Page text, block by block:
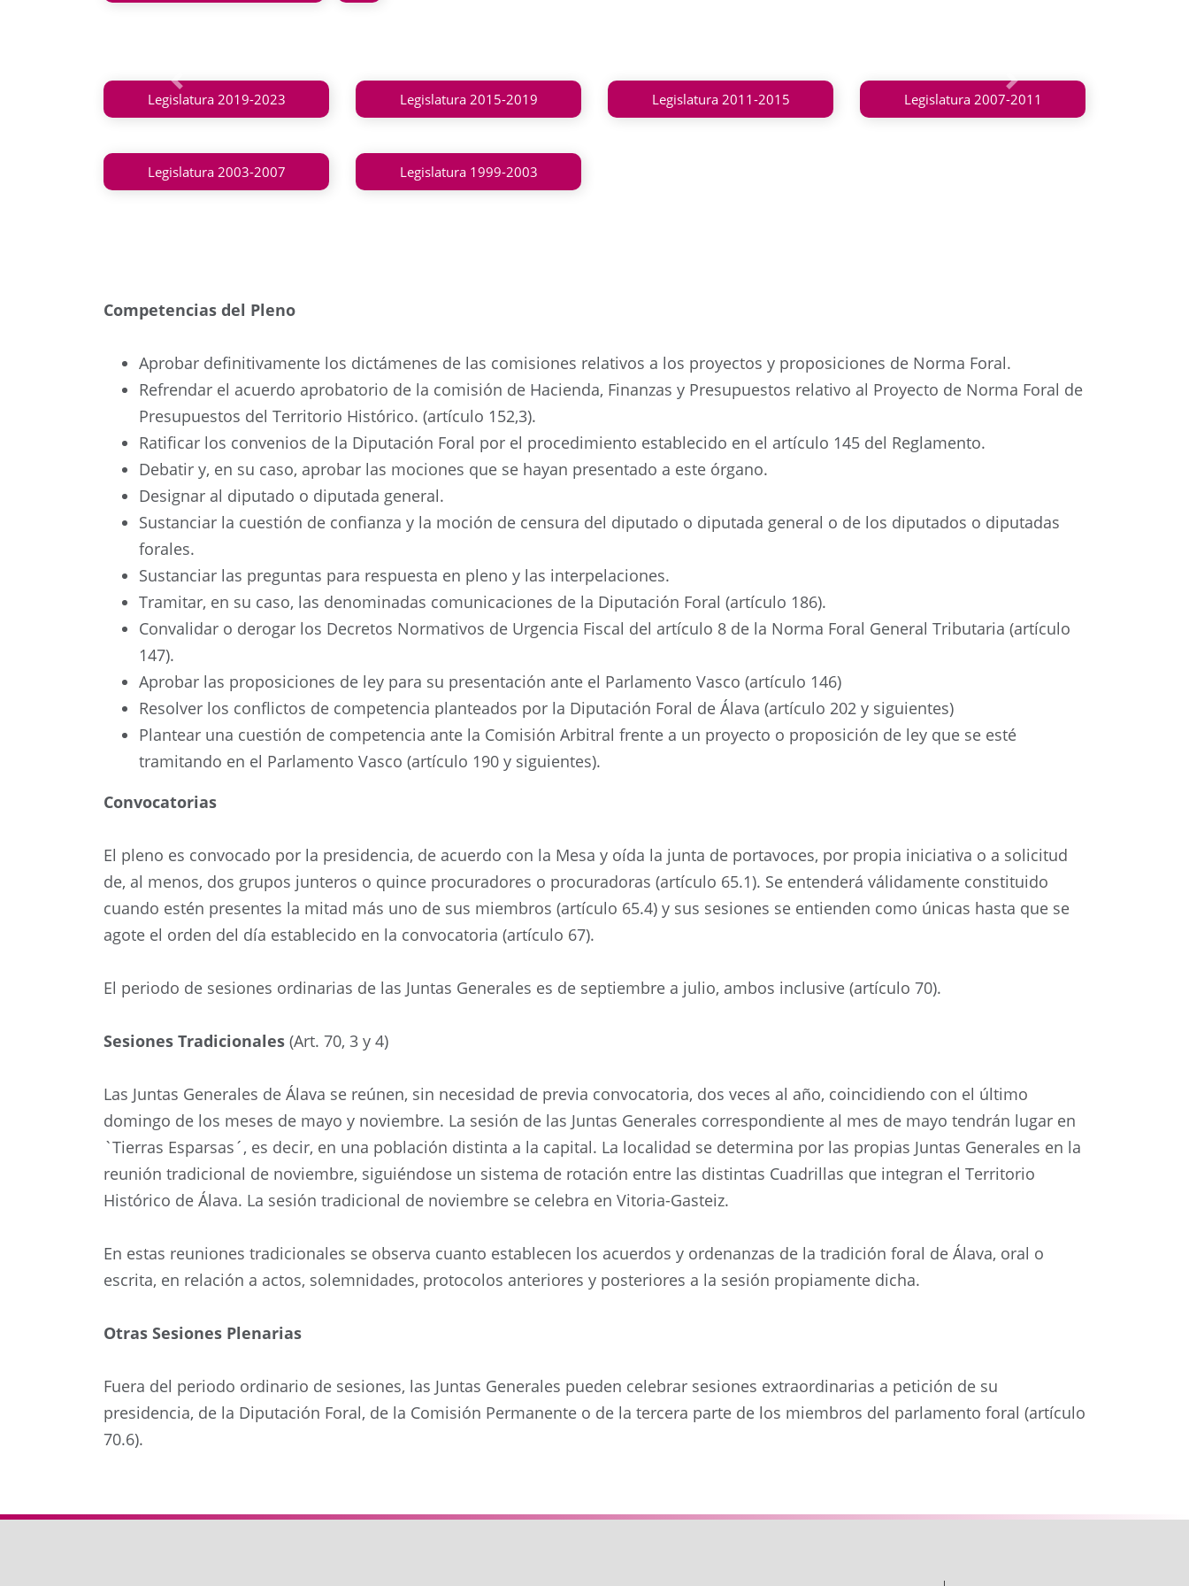
Anterior Siguiente
Legislatura 2019-2023 Legislatura 2015-2019 Legislatura 2011-2015 Legislatura 2007-2011
Legislatura 2003-2007 Legislatura 1999-2003
Competencias del Pleno
Aprobar definitivamente los dictámenes de las comisiones relativos a los proyectos y proposiciones de Norma Foral.
Refrendar el acuerdo aprobatorio de la comisión de Hacienda, Finanzas y Presupuestos relativo al Proyecto de Norma Foral de
Presupuestos del Territorio Histórico. (artículo 152,3).
Ratificar los convenios de la Diputación Foral por el procedimiento establecido en el artículo 145 del Reglamento.
Debatir y, en su caso, aprobar las mociones que se hayan presentado a este órgano.
Designar al diputado o diputada general.
Sustanciar la cuestión de confianza y la moción de censura del diputado o diputada general o de los diputados o diputadas
forales.
Sustanciar las preguntas para respuesta en pleno y las interpelaciones.
Tramitar, en su caso, las denominadas comunicaciones de la Diputación Foral (artículo 186).
Convalidar o derogar los Decretos Normativos de Urgencia Fiscal del artículo 8 de la Norma Foral General Tributaria (artículo
147).
Aprobar las proposiciones de ley para su presentación ante el Parlamento Vasco (artículo 146)
Resolver los conflictos de competencia planteados por la Diputación Foral de Álava (artículo 202 y siguientes)
Plantear una cuestión de competencia ante la Comisión Arbitral frente a un proyecto o proposición de ley que se esté
tramitando en el Parlamento Vasco (artículo 190 y siguientes).
Convocatorias
El pleno es convocado por la presidencia, de acuerdo con la Mesa y oída la junta de portavoces, por propia iniciativa o a solicitud
de, al menos, dos grupos junteros o quince procuradores o procuradoras (artículo 65.1). Se entenderá válidamente constituido
cuando estén presentes la mitad más uno de sus miembros (artículo 65.4) y sus sesiones se entienden como únicas hasta que se
agote el orden del día establecido en la convocatoria (artículo 67).
El periodo de sesiones ordinarias de las Juntas Generales es de septiembre a julio, ambos inclusive (artículo 70).
Sesiones Tradicionales (Art. 70, 3 y 4)
Las Juntas Generales de Álava se reúnen, sin necesidad de previa convocatoria, dos veces al año, coincidiendo con el último
domingo de los meses de mayo y noviembre. La sesión de las Juntas Generales correspondiente al mes de mayo tendrán lugar en
`Tierras Esparsas´, es decir, en una población distinta a la capital. La localidad se determina por las propias Juntas Generales en la
reunión tradicional de noviembre, siguiéndose un sistema de rotación entre las distintas Cuadrillas que integran el Territorio
Histórico de Álava. La sesión tradicional de noviembre se celebra en Vitoria-Gasteiz.
En estas reuniones tradicionales se observa cuanto establecen los acuerdos y ordenanzas de la tradición foral de Álava, oral o
escrita, en relación a actos, solemnidades, protocolos anteriores y posteriores a la sesión propiamente dicha.
Otras Sesiones Plenarias
Fuera del periodo ordinario de sesiones, las Juntas Generales pueden celebrar sesiones extraordinarias a petición de su
presidencia, de la Diputación Foral, de la Comisión Permanente o de la tercera parte de los miembros del parlamento foral (artículo
70.6).